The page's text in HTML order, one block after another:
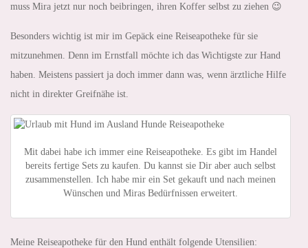
muss Mira jetzt nur noch beibringen, ihren Koffer selbst zu ziehen 😉
Besonders wichtig ist mir im Gepäck eine Reiseapotheke für sie
mitzunehmen. Denn im Ernstfall möchte ich das Wichtigste zur Hand
haben. Meistens passiert ja doch immer dann was, wenn ärztliche Hilfe
nicht in direkter Greifnähe ist.
Mit dabei habe ich immer eine Reiseapotheke. Es gibt im Handel
bereits fertige Sets zu kaufen. Du kannst sie Dir aber auch selbst
zusammenstellen. Ich habe mir ein Set gekauft und nach meinen
Wünschen und Miras Bedürfnissen erweitert.
Meine Reiseapotheke für den Hund enthält folgende Utensilien: